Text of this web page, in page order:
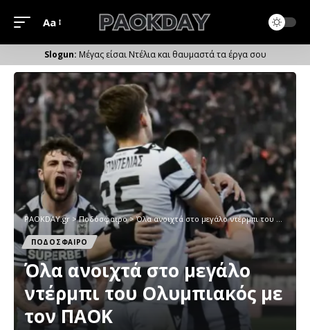
Μέγεθος
Γραμματοσειράς
Aa
Μέγας είσαι Ντέλια και θαυμαστά τα έργα σου
PAOKDAY.gr >Ποδόσφαιρο>Όλα ανοιχτά στο μεγάλο ντέρμπι του Ολυμπιακός με τον ΠΑΟΚ
ΠΟΔΟΣΦΑΙΡΟ
Όλα ανοιχτά στο μεγάλο
ντέρμπι του Ολυμπιακός με
τον ΠΑΟΚ